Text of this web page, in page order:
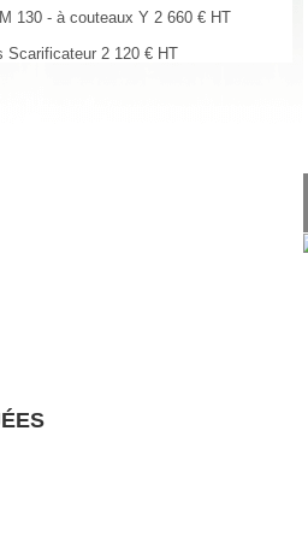
130 - à couteaux Y 2 660 € HT
Scarificateur 2 120 € HT